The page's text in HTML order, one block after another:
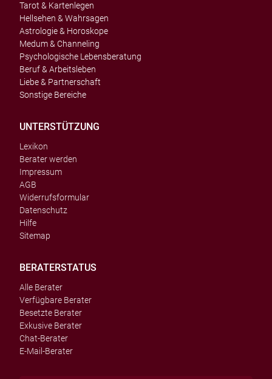
Tarot & Kartenlegen
Hellsehen & Wahrsagen
Astrologie & Horoskope
Medum & Channeling
Psychologische Lebensberatung
Beruf & Arbeitsleben
Liebe & Partnerschaft
Sonstige Bereiche
UNTERSTÜTZUNG
Lexikon
Berater werden
Impressum
AGB
Widerrufsformular
Datenschutz
Hilfe
Sitemap
BERATERSTATUS
Alle Berater
Verfügbare Berater
Besetzte Berater
Exkusive Berater
Chat-Berater
E-Mail-Berater